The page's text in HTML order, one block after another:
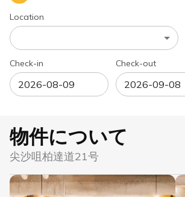
Location
Check-in Check-out
物件について
尖沙咀柏達道21号